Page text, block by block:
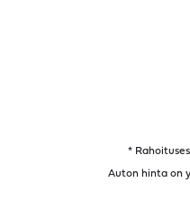
*
Auton hinta on